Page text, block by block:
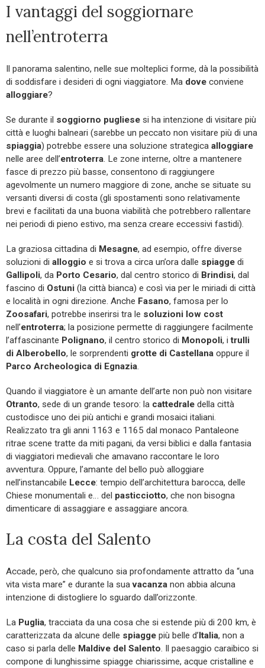
I vantaggi del soggiornare
nell’entroterra
Il panorama salentino, nelle sue molteplici forme, dà la possibilità
di soddisfare i desideri di ogni viaggiatore. Ma dove conviene
alloggiare?
Se durante il soggiorno pugliese si ha intenzione di visitare più
città e luoghi balneari (sarebbe un peccato non visitare più di una
spiaggia) potrebbe essere una soluzione strategica alloggiare
nelle aree dell’entroterra. Le zone interne, oltre a mantenere
fasce di prezzo più basse, consentono di raggiungere
agevolmente un numero maggiore di zone, anche se situate su
versanti diversi di costa (gli spostamenti sono relativamente
brevi e facilitati da una buona viabilità che potrebbero rallentare
nei periodi di pieno estivo, ma senza creare eccessivi fastidi).
La graziosa cittadina di Mesagne, ad esempio, offre diverse
soluzioni di alloggio e si trova a circa un’ora dalle spiagge di
Gallipoli, da Porto Cesario, dal centro storico di Brindisi, dal
fascino di Ostuni (la città bianca) e così via per le miriadi di città
e località in ogni direzione. Anche Fasano, famosa per lo
Zoosafari, potrebbe inserirsi tra le soluzioni low cost
nell’entroterra; la posizione permette di raggiungere facilmente
l’affascinante Polignano, il centro storico di Monopoli, itrulli
di Alberobello, le sorprendenti grotte di Castellana oppure il
Parco Archeologica di Egnazia.
Quando il viaggiatore è un amante dell’arte non può non visitare
Otranto, sede di un grande tesoro: la cattedrale della città
custodisce uno dei più antichi e grandi mosaici italiani.
Realizzato tra gli anni 1163 e 1165 dal monaco Pantaleone
ritrae scene tratte da miti pagani, da versi biblici e dalla fantasia
di viaggiatori medievali che amavano raccontare le loro
avventura. Oppure, l’amante del bello può alloggiare
nell’instancabile Lecce: tempio dell’architettura barocca, delle
Chiese monumentali e… del pasticciotto, che non bisogna
dimenticare di assaggiare e assaggiare ancora.
La costa del Salento
Accade, però, che qualcuno sia profondamente attratto da “una
vita vista mare” e durante la suavacanza non abbia alcuna
intenzione di distogliere lo sguardo dall’orizzonte.
La Puglia, tracciata da una cosa che si estende più di 200 km, è
caratterizzata da alcune delle spiagge più belle d’ Italia, non a
caso si parla delle Maldive del Salento. Il paesaggio caraibico si
compone di lunghissime spiagge chiarissime, acque cristalline e